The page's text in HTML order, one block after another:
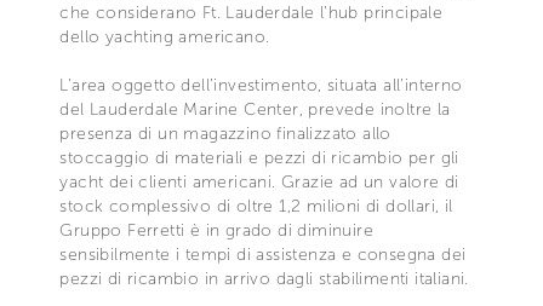
che considerano Ft. Lauderdale l’hub principale
dello yachting americano.
L’area oggetto dell’investimento, situata all’interno
del Lauderdale Marine Center, prevede inoltre la
presenza di un magazzino finalizzato allo
stoccaggio di materiali e pezzi di ricambio per gli
yacht dei clienti americani. Grazie ad un valore di
stock complessivo di oltre 1,2 milioni di dollari, il
Gruppo Ferretti è in grado di diminuire
sensibilmente i tempi di assistenza e consegna dei
pezzi di ricambio in arrivo dagli stabilimenti italiani.